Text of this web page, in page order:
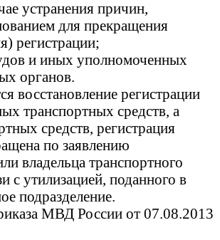
устранения причин,
для прекращения
регистрации;
и иных уполномоченных
органов.
восстановление регистрации
транспортных средств, а
средств, регистрация
по заявлению
владельца транспортного
с утилизацией, поданного в
подразделение.
МВД России от 07.08.2013